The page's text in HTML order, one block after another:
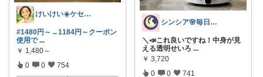
けいけい☀️ケセラセラと軽やかに🌻
#1480円～→1184円～クーポン
使用で ...
￥ 1,480～
0 0 754
シンシア🌸毎日ハッピーな暮らし🍀
＼📣これ良いですね！中身が見
える透明せいろ ...
￥ 3,720
0 0 741